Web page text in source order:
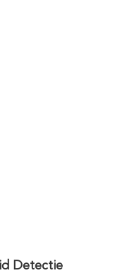
Detectie